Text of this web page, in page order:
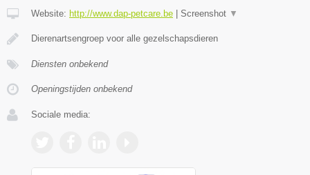
Website: http://www.dap-petcare.be Screenshot ▼
Dierenartsengroep voor alle gezelschapsdieren
Diensten onbekend
Openingstijden onbekend
Sociale media: